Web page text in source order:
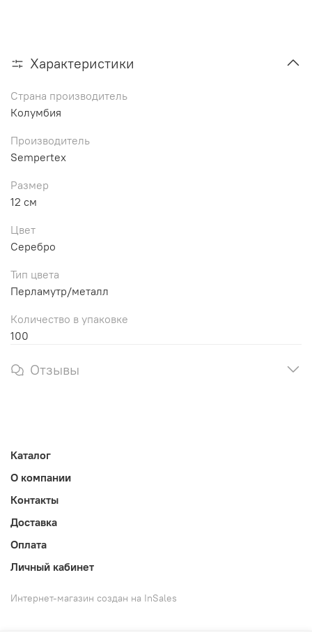
Характеристики
Страна производитель
Колумбия
Производитель
Sempertex
Размер
12 см
Цвет
Серебро
Тип цвета
Перламутр/металл
Количество в упаковке
100
Отзывы
Каталог
О компании
Контакты
Доставка
Оплата
Личный кабинет
Интернет-магазин создан на InSales